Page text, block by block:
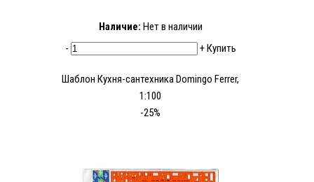
Наличие: Нет в наличии
-
+Купить
Шаблон Кухня-сантехника Domingo Ferrer,
1:100
-25%